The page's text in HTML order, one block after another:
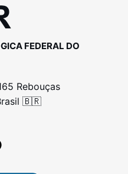
FEDERAL DO
Rebouças
🇧🇷